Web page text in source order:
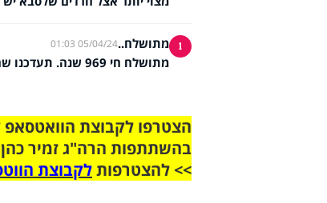
1 מתושלח..05/04/24 01:03
מתושלח חי 969 שנה. תעדכנו שם בשיאים...
בהשתתפות הרה"ג זמיר
>> להצטרפותלקבוצת